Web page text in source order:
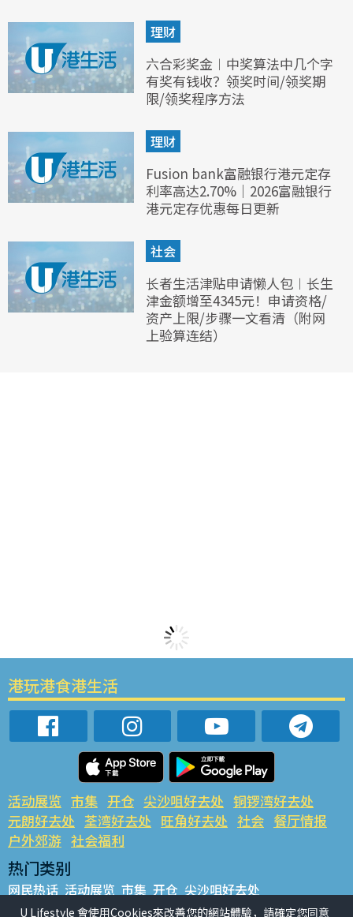
理财
六合彩奖金︱中奖算法中几个字
有奖有钱收？领奖时间/领奖期
限/领奖程序方法
理财
Fusion bank富融银行港元定存
利率高达2.70%｜2026富融银行
港元定存优惠每日更新
社会
长者生活津贴申请懒人包︱长生
津金额增至4345元！申请资格/
资产上限/步骤一文看清（附网
上验算连结）
港玩港食港生活
活动展览 市集 开仓 尖沙咀好去处 铜锣湾好去处
元朗好去处 荃湾好去处 旺角好去处 社会 餐厅情报
户外郊游 社会福利
热门类别
网民热话 活动展览 市集 开仓 尖沙咀好去处
铜锣湾好去处 元朗好去处 荃湾好去处 旺角好去处 社会
U Lifestyle 會使用Cookies來改善您的網站體驗，請確定您同意